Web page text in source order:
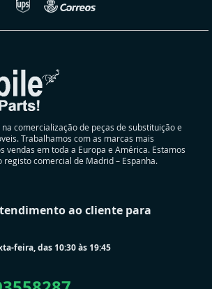
comercialização de peças de substituição e
Trabalhamos com as marcas mais
vendas em toda a Europa e América. Estamos
registo comercial de Madrid – Espanha.
ao cliente para
feira, das 10:30 às 19:45